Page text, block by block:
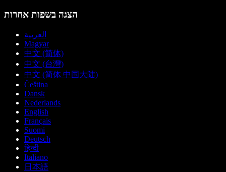
הצגה בשפות אחרות
العربية
Magyar
中文 (简体)
中文 (台灣)
中文 (简体 中国大陆)
Čeština
Dansk
Nederlands
English
Français
Suomi
Deutsch
हिन्दी
Italiano
日本語